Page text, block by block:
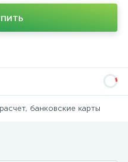
банковские карты